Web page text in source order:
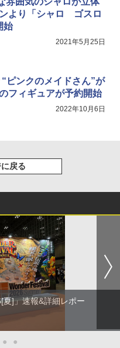
より「シャロ ゴスロ
始
2021年5月25日
“ピンクのメイドさん”が
フィギュアが予約開始
2022年10月6日
戻る
夏]」速報&詳細レポー
● ●